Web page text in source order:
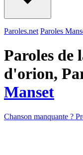
Paroles.net Paroles
Paroles de
d'orion,
Manset
Chanson manquante ?